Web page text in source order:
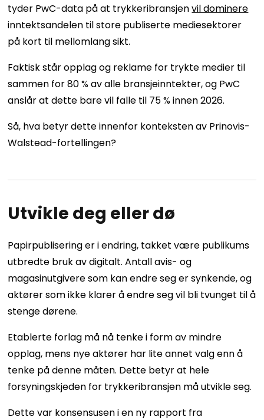
tyder PwC-data på at trykkeribransjenvil dominere
inntektsandelen til store publiserte mediesektorer
på kort til mellomlang sikt.
Faktisk står opplag og reklame for trykte medier til
sammen for 80 % av alle bransjeinntekter, og PwC
anslår at dette bare vil falle til 75 % innen 2026.
Så, hva betyr dette innenfor konteksten av Prinovis-
Walstead-fortellingen?
Utvikle deg eller dø
Papirpublisering er i endring, takket være publikums
utbredte bruk av digitalt. Antall avis- og
magasinutgivere som kan endre seg er synkende, og
aktører som ikke klarer å endre seg vil bli tvunget til å
stenge dørene.
Etablerte forlag må nå tenke i form av mindre
opplag, mens nye aktører har lite annet valg enn å
tenke på denne måten. Dette betyr at hele
forsyningskjeden for trykkeribransjen må utvikle seg.
Dette var konsensusen i en ny rapport fra